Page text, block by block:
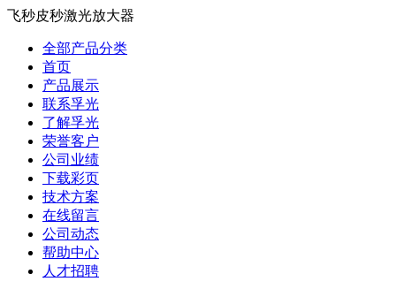
飞秒皮秒激光放大器
全部产品分类
首页
产品展示
联系孚光
了解孚光
荣誉客户
公司业绩
下载彩页
技术方案
在线留言
公司动态
帮助中心
人才招聘